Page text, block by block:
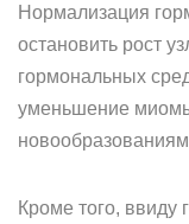
Нормализация
остановить рост
гормональных
уменьшение
Кроме того,